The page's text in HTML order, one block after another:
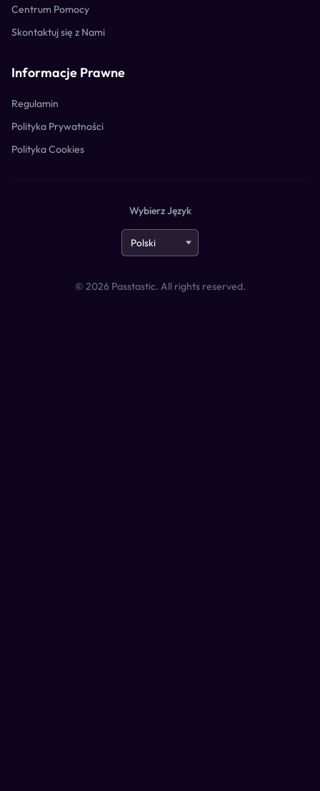
Centrum Pomocy
Skontaktuj się z Nami
Informacje Prawne
Regulamin
Polityka Prywatności
Polityka Cookies
Wybierz Język
© 2026Passtastic. All rights reserved.